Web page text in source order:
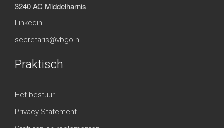
3240 AC Middelharnis
Linkedin
secretaris@vbgo.nl
Praktisch
Het bestuur
Privacy Statement